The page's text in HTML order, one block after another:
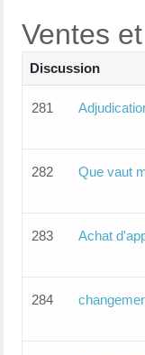
Ventes
Discussion
281
282 Que vaut
283 Achat
284